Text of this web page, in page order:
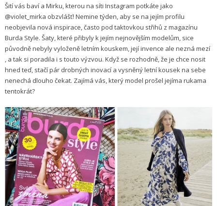
Šití vás baví a Mirku, kterou na síti Instagram potkáte jako
@violet_mirka obzvlášť! Nemine týden, aby se na jejím profilu
neobjevila nová inspirace, často pod taktovkou střihů z magazínu
Burda Style. Šaty, které přibyly k jejím nejnovějším modelům, sice
původně nebyly vyloženě letním kouskem, její invence ale nezná mezí
, a tak si poradila i s touto výzvou. Když se rozhodně, že je chce nosit
hned teď, stačí pár drobných inovací a vysněný letní kousek na sebe
nenechá dlouho čekat. Zajímá vás, který model prošel jejíma rukama
tentokrát?